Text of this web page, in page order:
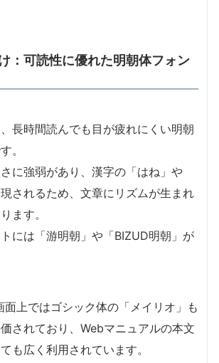
：可読性に優れた明朝体フォン
長時間読んでも目が疲れにくい明朝
。
に強弱があり、漢字の「はね」や
現されるため、文章にリズムが生まれ
ます。
には「游明朝」や「BIZUD明朝」が
面上ではゴシック体の「メイリオ」も
されており、Webマニュアルの本文
も広く利用されています。